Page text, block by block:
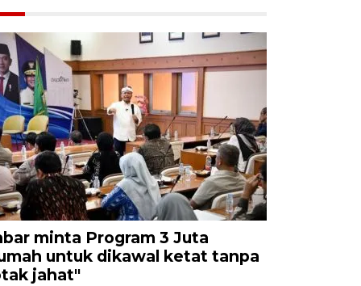
minta Program 3 Juta
untuk dikawal ketat tanpa
jahat"